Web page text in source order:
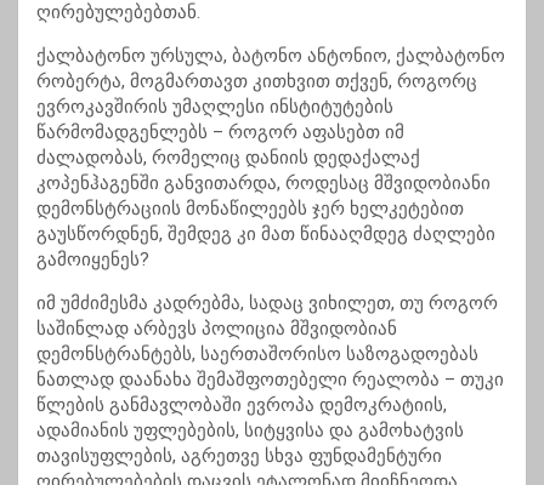
ღირებულებებთან.
ქალბატონო ურსულა, ბატონო ანტონიო, ქალბატონო
რობერტა, მოგმართავთ კითხვით თქვენ, როგორც
ევროკავშირის უმაღლესი ინსტიტუტების
წარმომადგენლებს – როგორ აფასებთ იმ
ძალადობას, რომელიც დანიის დედაქალაქ
კოპენჰაგენში განვითარდა, როდესაც მშვიდობიანი
დემონსტრაციის მონაწილეებს ჯერ ხელკეტებით
გაუსწორდნენ, შემდეგ კი მათ წინააღმდეგ ძაღლები
გამოიყენეს?
იმ უმძიმესმა კადრებმა, სადაც ვიხილეთ, თუ როგორ
საშინლად არბევს პოლიცია მშვიდობიან
დემონსტრანტებს, საერთაშორისო საზოგადოებას
ნათლად დაანახა შემაშფოთებელი რეალობა – თუკი
წლების განმავლობაში ევროპა დემოკრატიის,
ადამიანის უფლებების, სიტყვისა და გამოხატვის
თავისუფლების, აგრეთვე სხვა ფუნდამენტური